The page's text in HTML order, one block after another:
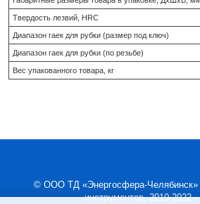
Твердость лезвий, HRC
Диапазон гаек для рубки (размер под ключ)
Диапазон гаек для рубки (по резьбе)
Вес упакованного товара, кг
© ООО ТД «Энергосфера-Челябинск»
инструментов, 2010-2022 -